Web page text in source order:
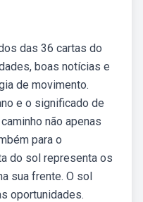
das 36 cartas do
boas notícias e
de movimento.
e o significado de
não apenas
para o
do sol representa os
sua frente. O sol
oportunidades.